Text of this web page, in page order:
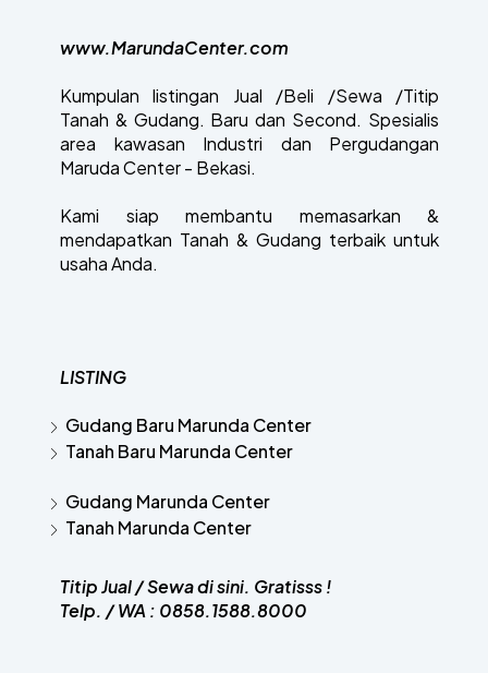
www.MarundaCenter.com
Kumpulan listingan Jual /Beli /Sewa /Titip
Tanah & Gudang. Baru dan Second. Spesialis
area kawasan Industri dan Pergudangan
Maruda Center - Bekasi.
Kami siap membantu memasarkan &
mendapatkan Tanah & Gudang terbaik untuk
usaha Anda.
LISTING
Gudang Baru Marunda Center
Tanah Baru Marunda Center
Gudang Marunda Center
Tanah Marunda Center
Titip Jual / Sewa di sini. Gratisss !
Telp. / WA : 0858.1588.8000